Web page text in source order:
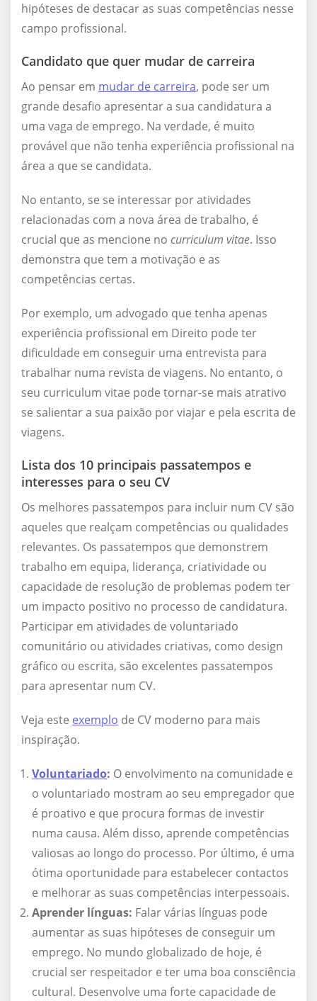
hipóteses de destacar as suas competências nesse
campo profissional.
Candidato que quer mudar de carreira
Ao pensar em mudar de carreira, pode ser um
grande desafio apresentar a sua candidatura a
uma vaga de emprego. Na verdade, é muito
provável que não tenha experiência profissional na
área a que se candidata.
No entanto, se se interessar por atividades
relacionadas com a nova área de trabalho, é
crucial que as mencione no curriculum vitae. Isso
demonstra que tem a motivação e as
competências certas.
Por exemplo, um advogado que tenha apenas
experiência profissional em Direito pode ter
dificuldade em conseguir uma entrevista para
trabalhar numa revista de viagens. No entanto, o
seu curriculum vitae pode tornar-se mais atrativo
se salientar a sua paixão por viajar e pela escrita de
viagens.
Lista dos 10 principais passatempos e
interesses para o seu CV
Os melhores passatempos para incluir num CV são
aqueles que realçam competências ou qualidades
relevantes. Os passatempos que demonstrem
trabalho em equipa, liderança, criatividade ou
capacidade de resolução de problemas podem ter
um impacto positivo no processo de candidatura.
Participar em atividades de voluntariado
comunitário ou atividades criativas, como design
gráfico ou escrita, são excelentes passatempos
para apresentar num CV.
Veja este exemplo de CV moderno para mais
inspiração.
Voluntariado: O envolvimento na comunidade e
o voluntariado mostram ao seu empregador que
é proativo e que procura formas de investir
numa causa. Além disso, aprende competências
valiosas ao longo do processo. Por último, é uma
ótima oportunidade para estabelecer contactos
e melhorar as suas competências interpessoais.
Aprender línguas: Falar várias línguas pode
aumentar as suas hipóteses de conseguir um
emprego. No mundo globalizado de hoje, é
crucial ser respeitador e ter uma boa consciência
cultural. Desenvolve uma forte capacidade de